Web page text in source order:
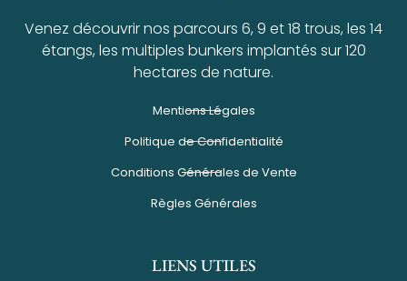
Venez découvrir nos parcours 6, 9 et 18 trous, les 14
étangs, les multiples bunkers implantés sur 120
hectares de nature.
Mentions Légales
Politique de Confidentialité
Conditions Générales de Vente
Règles Générales
LIENS UTILES